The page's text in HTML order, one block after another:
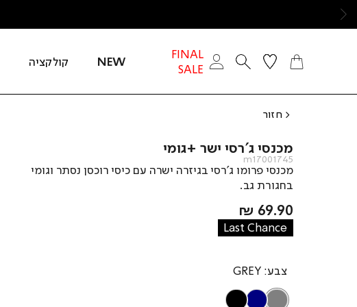
FINAL
SALE
NEW קולקציה
חזור
מכנסי ג’רסי ישר +גומי
m17001745
מכנסי פרומו ג’רסי בגיזרה ישרה עם כיסי רוכסן נסתר וגומי
בחגורת גב.
מחיר
מוצר
69.90 ₪
Last Chance
צבע GREY
GREY
NAVY
BLACK